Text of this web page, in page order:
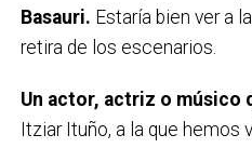
Basauri. Estaría bien ver a
retira de los escenarios.
Un actor, actriz o músico
Itziar Ituño, a la que hemos